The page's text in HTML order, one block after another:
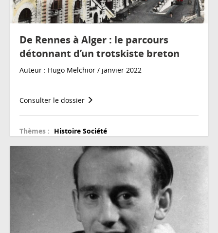
De Rennes à Alger : le parcours
détonnant d’un trotskiste breton
Auteur : Hugo Melchior / janvier 2022
Consulter le dossier
Thèmes : Histoire Société